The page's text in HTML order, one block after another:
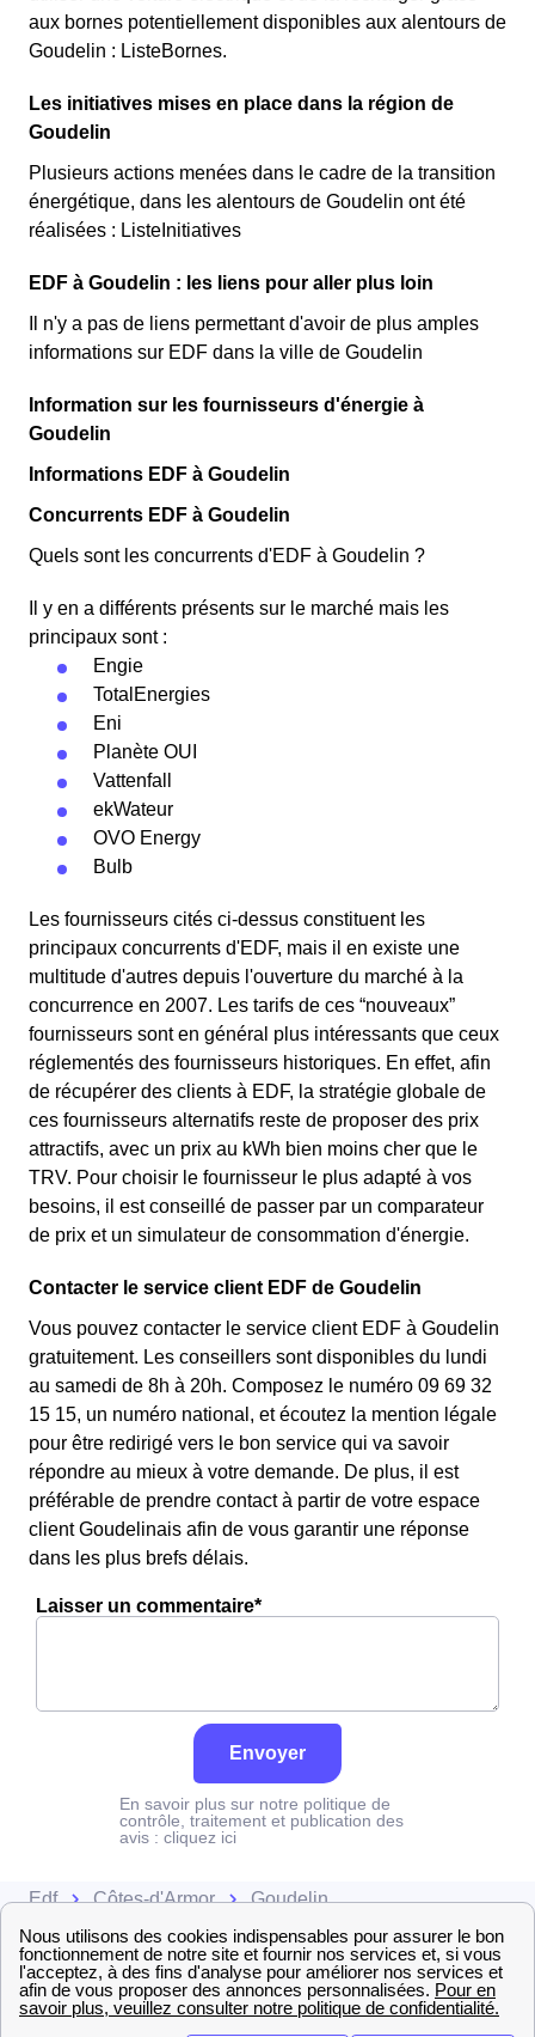
aux bornes potentiellement disponibles aux alentours de
Goudelin : ListeBornes.
Les initiatives mises en place dans la région de
Goudelin
Plusieurs actions menées dans le cadre de la transition
énergétique, dans les alentours de Goudelin ont été
réalisées : ListeInitiatives
EDF à Goudelin : les liens pour aller plus loin
Il n'y a pas de liens permettant d'avoir de plus amples
informations sur EDF dans la ville de Goudelin
Information sur les fournisseurs d'énergie à
Goudelin
Informations EDF à Goudelin
Concurrents EDF à Goudelin
Quels sont les concurrents d'EDF à Goudelin ?
Il y en a différents présents sur le marché mais les
principaux sont :
Engie
TotalEnergies
Eni
Planète OUI
Vattenfall
ekWateur
OVO Energy
Bulb
Les fournisseurs cités ci-dessus constituent les
principaux concurrents d'EDF, mais il en existe une
multitude d'autres depuis l'ouverture du marché à la
concurrence en 2007. Les tarifs de ces “nouveaux”
fournisseurs sont en général plus intéressants que ceux
réglementés des fournisseurs historiques. En effet, afin
de récupérer des clients à EDF, la stratégie globale de
ces fournisseurs alternatifs reste de proposer des prix
attractifs, avec un prix au kWh bien moins cher que le
TRV. Pour choisir le fournisseur le plus adapté à vos
besoins, il est conseillé de passer par un comparateur
de prix et un simulateur de consommation d'énergie.
Contacter le service client EDF de Goudelin
Vous pouvez contacter le service client EDF à Goudelin
gratuitement. Les conseillers sont disponibles du lundi
au samedi de 8h à 20h. Composez le numéro 09 69 32
15 15, un numéro national, et écoutez la mention légale
pour être redirigé vers le bon service qui va savoir
répondre au mieux à votre demande. De plus, il est
préférable de prendre contact à partir de votre espace
client Goudelinais afin de vous garantir une réponse
dans les plus brefs délais.
Laisser un commentaire*
Envoyer
En savoir plus sur notre politique de
contrôle, traitement et publication des
avis : cliquez ici
Edf Côtes-d'Armor Goudelin